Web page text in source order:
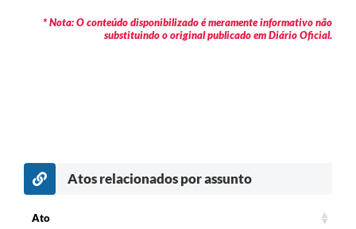
* Nota: O conteúdo disponibilizado é meramente informativo não
substituindo o original publicado em Diário Oficial.
Atos relacionados por assunto
Ato